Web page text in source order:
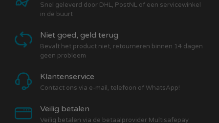
Snel geleverd door DHL, PostNL of een servicewinkel
in de buurt
Niet goed, geld terug
Bevalt het product niet, retourneren binnen 14 dagen
geen probleem
Klantenservice
Contact ons via e-mail, telefoon of WhatsApp!
Veilig betalen
Veilig betalen via de betaalprovider Multisafepay